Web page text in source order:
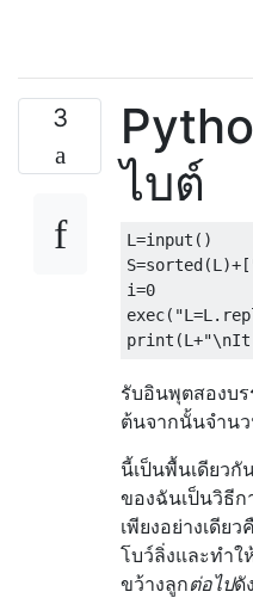
3
ไบต์
L =input ()
S=sorted (L )+[
i=0
exec(
print (L +"\nIt
รับอินพุตสองบ
ต้นจากนั้นจำนว
นี้เป็นพื้นเดียว
ของฉันเป็นวิธี
เพียงอย่างเดียว
โบว์ลิ่งและทำใ
ขว้างลูกต่อไปดั